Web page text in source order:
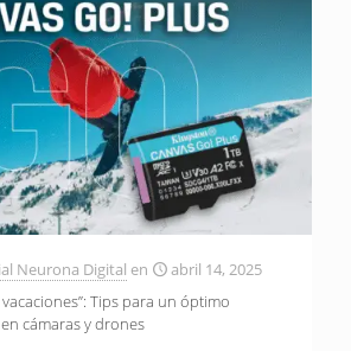
Neurona Digital en
abril 14, 2025
Tips para un óptimo
cámaras y drones